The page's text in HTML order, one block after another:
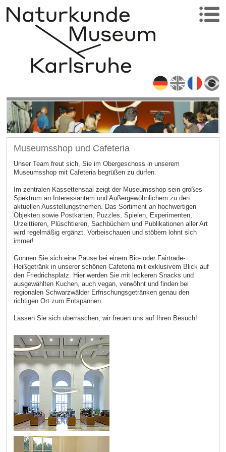
Museumsshop und Cafeteria
Unser Team freut sich, Sie im Obergeschoss in unserem
Museumsshop mit Cafeteria begrüßen zu dürfen.
Im zentralen Kassettensaal zeigt der Museumsshop sein großes
Spektrum an Interessantem und Außergewöhnlichem zu den
aktuellen Ausstellungsthemen. Das Sortiment an hochwertigen
Objekten sowie Postkarten, Puzzles, Spielen, Experimenten,
Urzeittieren, Plüschtieren, Sachbüchern und Publikationen aller Art
wird regelmäßig ergänzt. Vorbeischauen und stöbern lohnt sich
immer!
Gönnen Sie sich eine Pause bei einem Bio- oder Fairtrade-
Heißgetränk in unserer schönen Cafeteria mit exklusivem Blick auf
den Friedrichsplatz. Hier werden Sie mit leckeren Snacks und
ausgewählten Kuchen, auch vegan, verwöhnt und finden bei
regionalen Schwarzwälder Erfrischungsgetränken genau den
richtigen Ort zum Entspannen.
Lassen Sie sich überraschen, wir freuen uns auf Ihren Besuch!